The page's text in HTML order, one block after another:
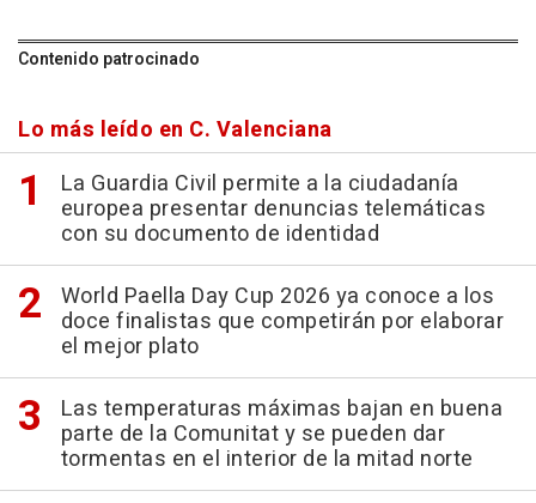
Contenido patrocinado
Lo más leído en C. Valenciana
La Guardia Civil permite a la ciudadanía
europea presentar denuncias telemáticas
con su documento de identidad
World Paella Day Cup 2026 ya conoce a los
doce finalistas que competirán por elaborar
el mejor plato
Las temperaturas máximas bajan en buena
parte de la Comunitat y se pueden dar
tormentas en el interior de la mitad norte